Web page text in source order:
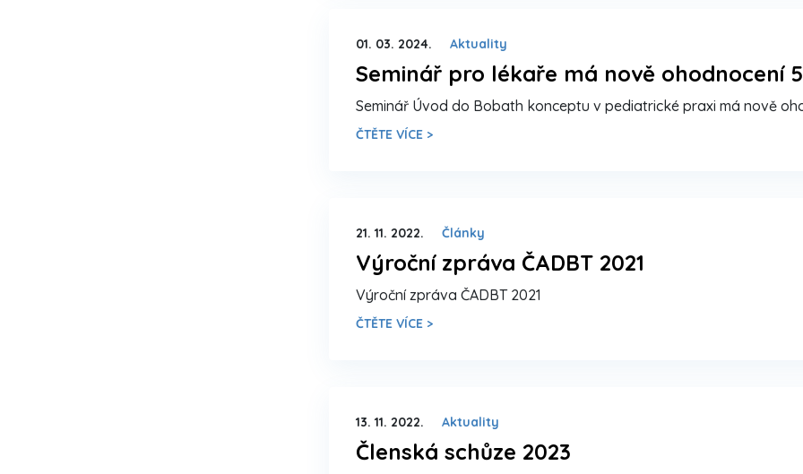
01. 03. 2024. Aktuality
Seminář pro lékaře má nově ohodnocení
Seminář Úvod do Bobath konceptu v pediatrické praxi má nově
ČTĚTE VÍCE >
21. 11. 2022. Články
Výroční zpráva ČADBT 2021
Výroční zpráva ČADBT 2021
ČTĚTE VÍCE >
13. 11. 2022. Aktuality
Členská schůze 2023